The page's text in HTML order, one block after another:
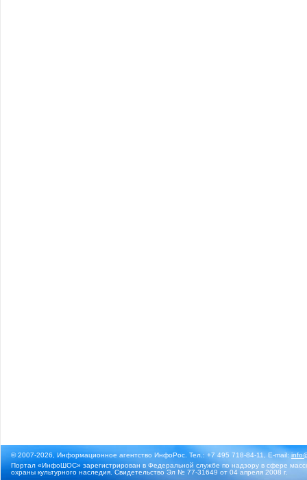
© 2007-2026, Информационное агентство ИнфоРос. Тел.: +7 495 718-84-11, E-mail:
Портал «ИнфоШОС» зарегистрирован в Федеральной службе по надзору в сфере
охраны культурного наследия. Свидетельство Эл № 77-31649 от 04 апреля 2008 г.